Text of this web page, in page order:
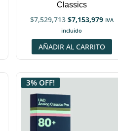
Classics
$7,529,713 $7,153,979 IVA
incluido
AÑADIR AL CARRITO
3% OFF!